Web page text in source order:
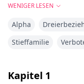
könnte die
schlimmer machen.
WENIGER LESEN
Alpha
Stieffamilie
Kapitel 1